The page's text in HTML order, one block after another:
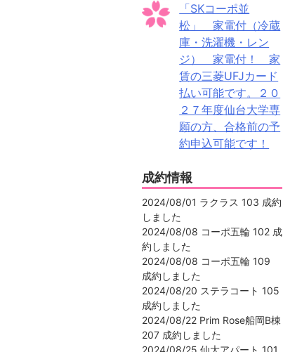
「SKコーポ並
松」 家電付（冷蔵
庫・洗濯機・レン
ジ） 家電付！ 家
賃の三菱UFJカード
払い可能です。２０
２７年度仙台大学専
願の方、合格前の予
約申込可能です！
成約情報
2024/08/01 ラクラス 103 成約
しました
2024/08/08 コーポ五輪 102 成
約しました
2024/08/08 コーポ五輪 109
成約しました
2024/08/20 ステラコート 105
成約しました
2024/08/22 Prim Rose船岡B棟
207 成約しました
2024/08/25 仙大アパート 101